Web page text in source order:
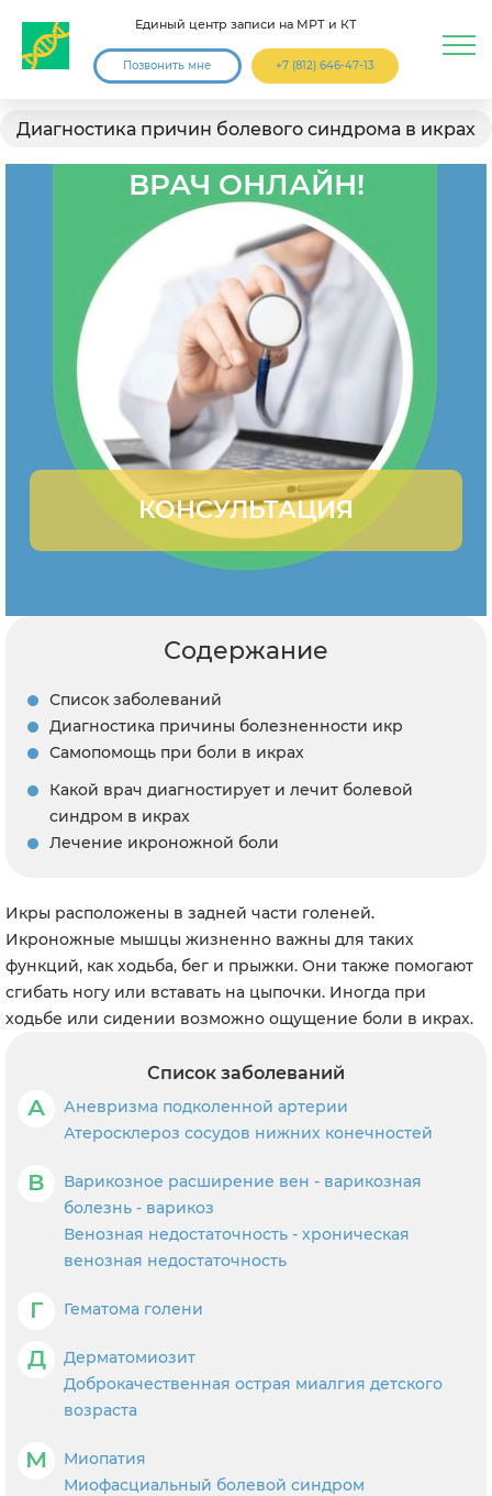
Единый центр записи на МРТ и КТ
Позвонить мне +7 (812) 646-47-13
Диагностика причин болевого синдрома в икрах
КОНСУЛЬТАЦИЯ
ВРАЧ ОНЛАЙН!
Содержание
Список заболеваний
Диагностика причины болезненности икр
Самопомощь при боли в икрах
Какой врач диагностирует и лечит болевой
синдром в икрах
Лечение икроножной боли
Икры расположены в задней части голеней.
Икроножные мышцы жизненно важны для таких
функций, как ходьба, бег и прыжки. Они также помогают
сгибать ногу или вставать на цыпочки. Иногда при
ходьбе или сидении возможно ощущение боли в икрах.
Список заболеваний
А
Аневризма подколенной артерии
Атеросклероз сосудов нижних конечностей
В
Варикозное расширение вен - варикозная
болезнь - варикоз
Венозная недостаточность - хроническая
венозная недостаточность
Г Гематома голени
Д
Дерматомиозит
Доброкачественная острая миалгия детского
возраста
М
Миопатия
Миофасциальный болевой синдром